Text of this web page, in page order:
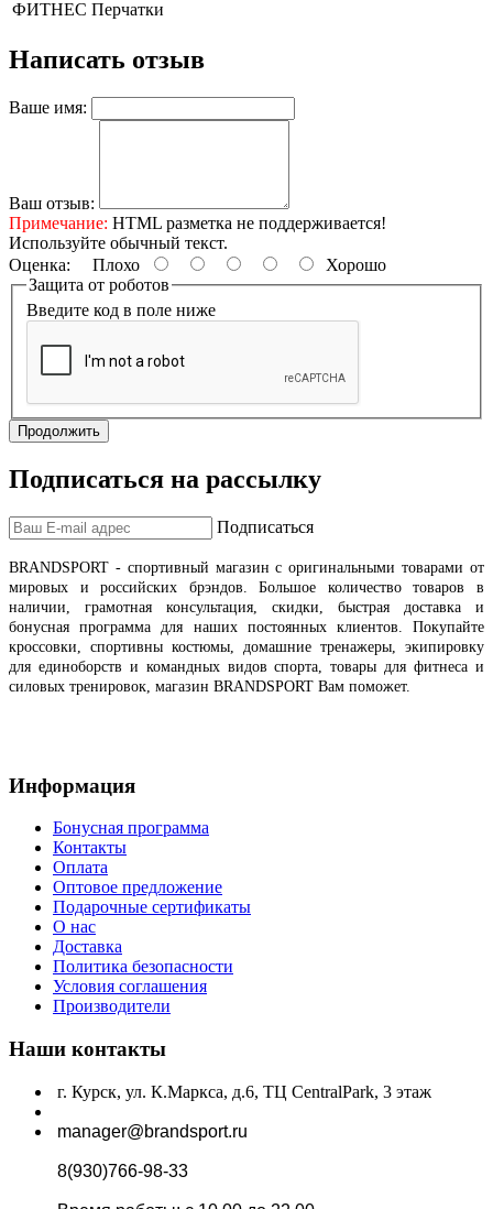
ФИТНЕС Перчатки
Написать отзыв
Ваше имя:
Ваш отзыв:
Примечание: HTML разметка не поддерживается!
Используйте обычный текст.
Оценка: Плохо
Хорошо
Защита от роботов
Введите код в поле ниже
Продолжить
Подписаться на рассылку
Подписаться
BRANDSPORT - спортивный магазин с оригинальными товарами от
мировых и российских брэндов .Большое количество товаров в
наличии, грамотная консультация, скидки, быстрая доставка и
бонусная программа для наших постоянных клиентов. Покупайте
кроссовки, спортивны костюмы, домашние тренажеры, экипировку
для единоборств и командных видов спорта, товары для фитнеса и
силовых тренировок, магазин BRANDSPORT Вам поможет.
Информация
Бонусная программа
Контакты
Оплата
Оптовое предложение
Подарочные сертификаты
О нас
Доставка
Политика безопасности
Условия соглашения
Производители
Наши контакты
г. Курск, ул. К.Маркса, д.6, ТЦ CentralPark, 3 этаж
manager@brandsport.ru
8(930)766-98-33